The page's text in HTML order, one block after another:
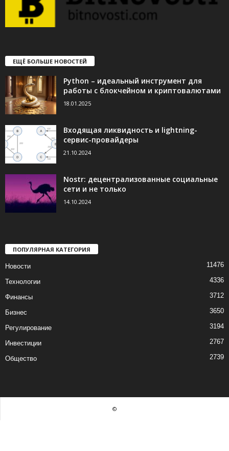
ЕЩЁ БОЛЬШЕ НОВОСТЕЙ
Python – идеальный инструмент для
работы с блокчейном и криптовалютами
18.01.2025
Входящая ликвидность и lightning-
сервис-провайдеры
21.10.2024
Nostr: децентрализованные социальные
сети и не только
14.10.2024
ПОПУЛЯРНАЯ КАТЕГОРИЯ
Новости 11476
Технологии 4336
Финансы 3712
Бизнес 3650
Регулирование 3194
Инвестиции 2767
Общество 2739
©